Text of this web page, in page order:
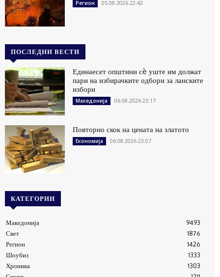
Регион 05.08.2026 22:42
ПОСЛЕДНИ ВЕСТИ
Единаесет општини сè уште им должат
пари на избирачките одбори за ланските
избори
Македонија 06.08.2026 23:17
Повторно скок на цената на златото
Економија 06.08.2026 23:07
КАТЕГОРИИ
Македонија
9493
Свет
1876
Регион
1426
Шоубиз
1333
Хроника
1303